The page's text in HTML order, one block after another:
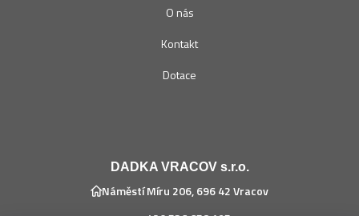
O nás
Kontakt
Dotace
DADKA VRACOV s.r.o.
Náměstí Míru 206, 696 42 Vracov